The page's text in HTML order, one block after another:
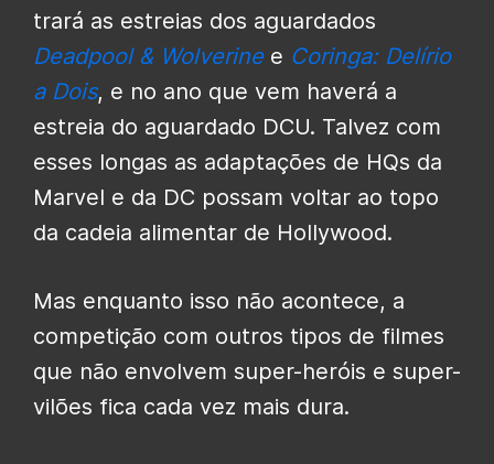
trará as estreias dos aguardados
Deadpool & Wolverinee Coringa: Delírio
a Dois, e no ano que vem haverá a
estreia do aguardado DCU. Talvez com
esses longas as adaptações de HQs da
Marvel e da DC possam voltar ao topo
da cadeia alimentar de Hollywood.
Mas enquanto isso não acontece, a
competição com outros tipos de filmes
que não envolvem super-heróis e super-
vilões fica cada vez mais dura.